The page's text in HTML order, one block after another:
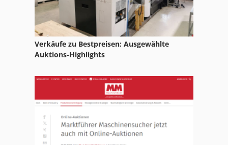
Hermle Uwf 1000
Hermle Uwf 1202
Sunnen
Sunnen Lbb 1699
Verkäufe zu Bestpreisen: Ausgewählte
Auktions-Highlights